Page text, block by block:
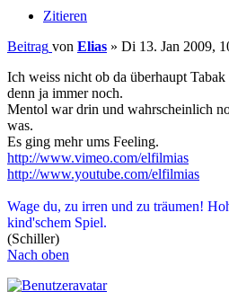
Zitieren
Beitrag von Elias » Di 13. Jan 2009,
Ich weiss nicht ob da überhaupt
denn ja immer noch.
Mentol war drin und wahrscheinlich
was.
Es ging mehr ums Feeling.
http://www.vimeo.com/elfilmias
http://www.youtube.com/elfilmias
Wage du, zu irren und zu träumen!
kind'schem Spiel.
(Schiller)
Nach oben